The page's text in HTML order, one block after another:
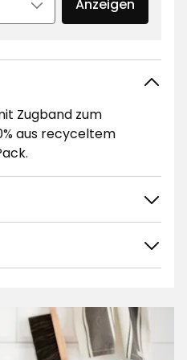
Anzeigen
Zugband zum
aus recyceltem